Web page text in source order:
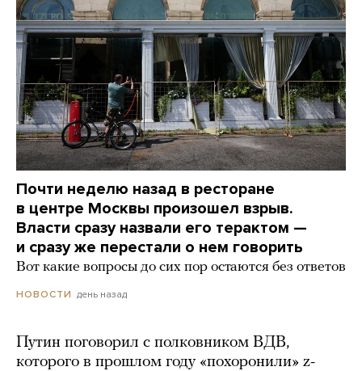
Почти неделю назад в ресторане
в центре Москвы произошел взрыв.
Власти сразу назвали его терактом —
и сразу же перестали о нем говорить
Вот какие вопросы до сих пор остаются без ответов
НОВОСТИ день назад
Путин поговорил с полковником ВДВ,
которого в прошлом году «похоронили» z-